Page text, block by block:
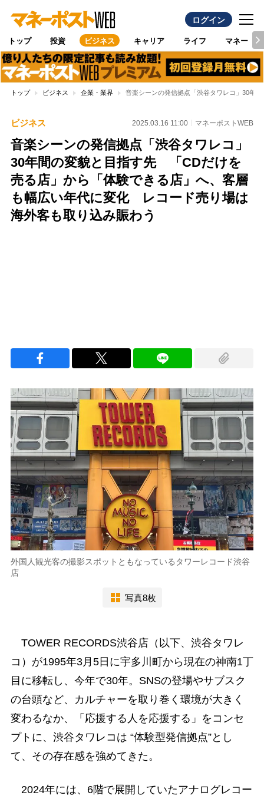
ログイン
トップ 投資 ビジネス キャリア ライフ マネー
トップ ビジネス 企業・業界 音楽シーンの発信拠点「渋谷タワレコ」30年
ビジネス 2025.03.16 11:00 マネーポストWEB
音楽シーンの発信拠点「渋谷タワレコ」
30年間の変貌と目指す先 「CDだけを
売る店」から「体験できる店」へ、客層
も幅広い年代に変化 レコード売り場は
海外客も取り込み賑わう
外国人観光客の撮影スポットともなっているタワーレコード渋谷
店
写真8枚
TOWER RECORDS渋谷店（以下、渋谷タワレ
コ）が1995年3月5日に宇多川町から現在の神南1丁
目に移転し、今年で30年。SNSの登場やサブスク
の台頭など、カルチャーを取り巻く環境が大きく
変わるなか、「応援する人を応援する」をコンセ
プトに、渋谷タワレコは “体験型発信拠点”とし
て、その存在感を強めてきた。
2024年には、6階で展開していたアナログレコー